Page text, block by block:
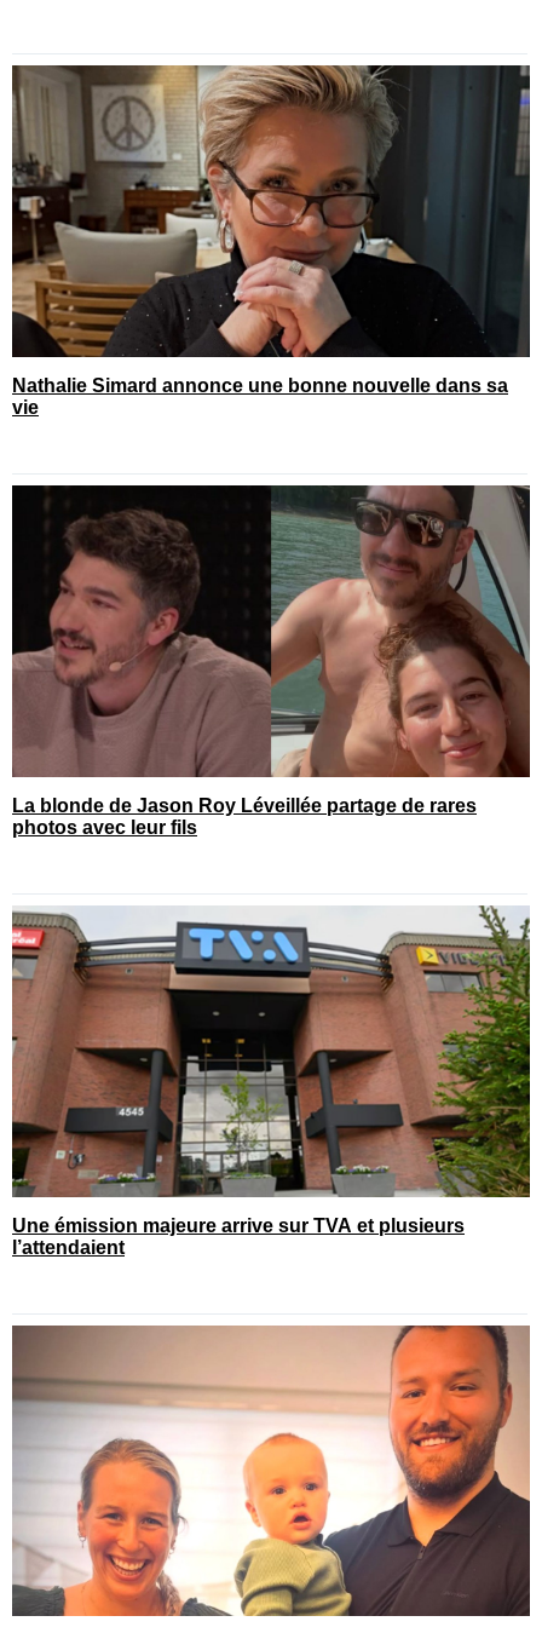
Nathalie Simard annonce une bonne nouvelle dans sa
vie
La blonde de Jason Roy Léveillée partage de rares
photos avec leur fils
Une émission majeure arrive sur TVA et plusieurs
l’attendaient